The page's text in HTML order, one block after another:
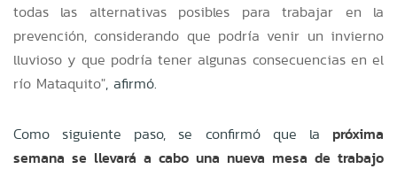
todas las alternativas posibles para trabajar en la
prevención, considerando que podría venir un invierno
lluvioso y que podría tener algunas consecuencias en el
río Mataquito", afirmó.
Como siguiente paso, se confirmó que la próxima
semana se llevará a cabo una nueva mesa de trabajo